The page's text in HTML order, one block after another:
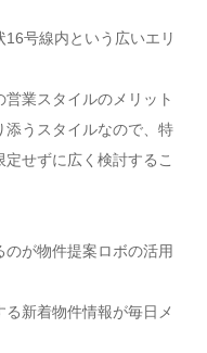
号線内という広いエリ
業スタイルのメリット
添うスタイルなので、特
せずに広く検討するこ
が物件提案ロボの活用
新着物件情報が毎日メ